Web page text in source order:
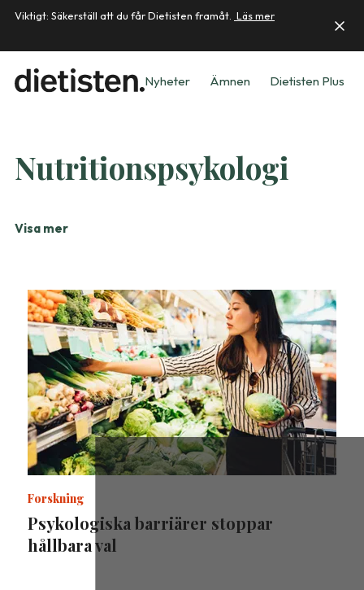
Viktigt: Säkerställ att du får Dietisten framåt. Läs mer
Nyheter Ämnen Dietisten Plus
Nutritionspsykologi
Visa mer
Forskning
Psykologiska barriärer stoppar
hållbara val